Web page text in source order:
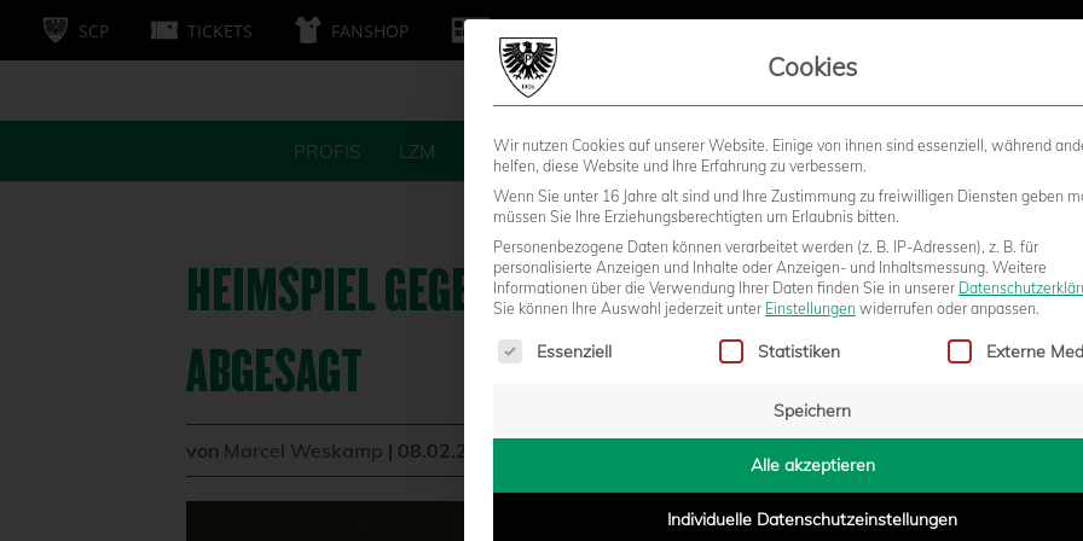
SCP TICKETS FANSHOP
PROFIS LZM FANS STADION BUSINESS KIDS
HEIMSPIEL GEGEN DEN SV STRAELEN ERNEUT
ABGESAGT
von Marcel Weskamp | 08.02.2021 - 13:04
Cookies
Wir nutzen Cookies auf unserer Website. Einige von ihnen sind essenziell, während
helfen, diese Website und Ihre Erfahrung zu verbessern.
Wenn Sie unter 16 Jahre alt sind und Ihre Zustimmung zu freiwilligen Diensten geben
müssen Sie Ihre Erziehungsberechtigten um Erlaubnis bitten.
Personenbezogene Daten können verarbeitet werden (z. B. IP-Adressen), z. B. für
personalisierte Anzeigen und Inhalte oder Anzeigen- und Inhaltsmessung. Weitere
Informationen über die Verwendung Ihrer Daten finden Sie in unserer
Sie können Ihre Auswahl jederzeit unter Einstellungen widerrufen oder anpassen.
Es folgt eine Liste der Service-Gruppen, für die eine Einwilligung erteilt
Essenziell Statistiken Externe
Speichern
Alle akzeptieren
Individuelle Datenschutzeinstellungen